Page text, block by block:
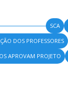
SCA
DOS PROFESSORES
APROVAM PROJETO